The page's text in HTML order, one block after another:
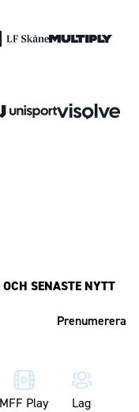
SENASTE NYTT
MFF Play Lag